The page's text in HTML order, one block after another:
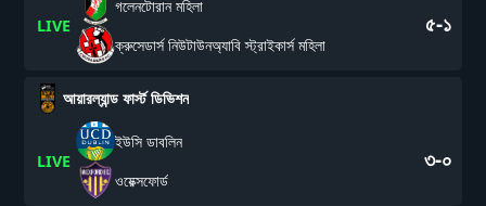
LIVE
গলেনটোরান মহিলা
ক্রুসেডার্স নিউটাউনঅ্যাবি স্ট্রাইকার্স মহিলা
৫-১
আয়ারল্যান্ড ফার্স্ট ডিভিশন
LIVE
ইউসি ডাবলিন
ওয়েক্সফোর্ড
৩-০